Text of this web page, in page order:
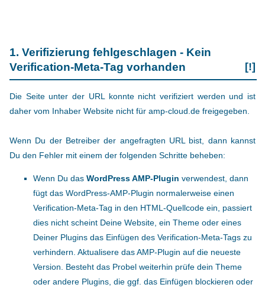
1. Verifizierung fehlgeschlagen - Kein
Verification-Meta-Tag vorhanden
[!]
Die Seite unter der URL konnte nicht verifiziert werden und ist
daher vom Inhaber Website nicht für amp-cloud.de freigegeben.
Wenn Du der Betreiber der angefragten URL bist, dann kannst
Du den Fehler mit einem der folgenden Schritte beheben:
Wenn Du das WordPress AMP-Plugin verwendest, dann
fügt das WordPress-AMP-Plugin normalerweise einen
Verification-Meta-Tag in den HTML-Quellcode ein, passiert
dies nicht scheint Deine Website, ein Theme oder eines
Deiner Plugins das Einfügen des Verification-Meta-Tags zu
verhindern. Aktualisere das AMP-Plugin auf die neueste
Version. Besteht das Probel weiterhin prüfe dein Theme
oder andere Plugins, die ggf. das Einfügen blockieren oder